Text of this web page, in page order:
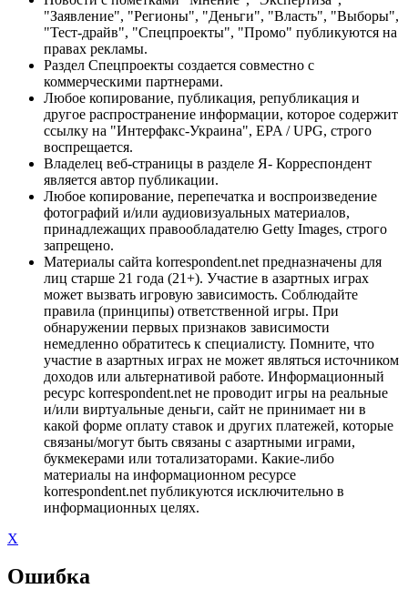
"Заявление", "Регионы", "Деньги", "Власть", "Выборы",
"Тест-драйв", "Спецпроекты", "Промо" публикуются на
правах рекламы.
Раздел Спецпроекты создается совместно с
коммерческими партнерами.
Любое копирование, публикация, републикация и
другое распространение информации, которое содержит
ссылку на "Интерфакс-Украина", EPA / UPG, строго
воспрещается.
Владелец веб-страницы в разделе Я- Корреспондент
является автор публикации.
Любое копирование, перепечатка и воспроизведение
фотографий и/или аудиовизуальных материалов,
принадлежащих правообладателю Getty Images, строго
запрещено.
Материалы сайта korrespondent.net предназначены для
лиц старше 21 года (21+). Участие в азартных играх
может вызвать игровую зависимость. Соблюдайте
правила (принципы) ответственной игры. При
обнаружении первых признаков зависимости
немедленно обратитесь к специалисту. Помните, что
участие в азартных играх не может являться источником
доходов или альтернативой работе. Информационный
ресурс korrespondent.net не проводит игры на реальные
и/или виртуальные деньги, сайт не принимает ни в
какой форме оплату ставок и других платежей, которые
связаны/могут быть связаны с азартными играми,
букмекерами или тотализаторами. Какие-либо
материалы на информационном ресурсе
korrespondent.net публикуются исключительно в
информационных целях.
X
Ошибка